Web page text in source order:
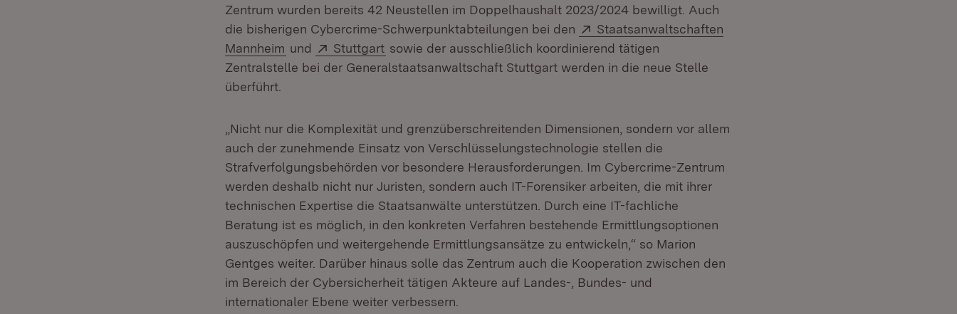
Zentrum wurden bereits 42 Neustellen im Doppelhaushalt 2023/2024 bewilligt. Auch
die bisherigen Cybercrime-Schwerpunktabteilungen bei den
Extern:
Staatsanwaltschaften
Mannheim (Öffnet in neuem Fenster)
und Extern:
Stuttgart (Öffnet in neuem Fenster)
sowie der ausschließlich koordinierend tätigen
Zentralstelle bei der Generalstaatsanwaltschaft Stuttgart werden in die neue Stelle
überführt.
„Nicht nur die Komplexität und grenzüberschreitenden Dimensionen, sondern vor allem
auch der zunehmende Einsatz von Verschlüsselungstechnologie stellen die
Strafverfolgungsbehörden vor besondere Herausforderungen. Im Cybercrime-Zentrum
werden deshalb nicht nur Juristen, sondern auch IT-Forensiker arbeiten, die mit ihrer
technischen Expertise die Staatsanwälte unterstützen. Durch eine IT-fachliche
Beratung ist es möglich, in den konkreten Verfahren bestehende Ermittlungsoptionen
auszuschöpfen und weitergehende Ermittlungsansätze zu entwickeln,“ so Marion
Gentges weiter. Darüber hinaus solle das Zentrum auch die Kooperation zwischen den
im Bereich der Cybersicherheit tätigen Akteure auf Landes-, Bundes- und
internationaler Ebene weiter verbessern.